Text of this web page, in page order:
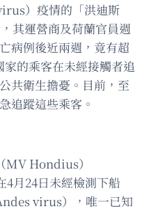
）疫情的「洪迪斯
其運營商及荷蘭官員週
病例後近兩週，竟有超
家的乘客在未經接觸者追
共衛生擔憂。目前，至
追蹤這些乘客。
MV Hondius）
4月24日未經檢測下船
virus），唯一已知